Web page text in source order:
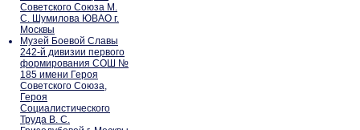
Советского Союза М.
С. Шумилова ЮВАО г.
Москвы
Музей Боевой Славы
242-й дивизии первого
формирования СОШ №
185 имени Героя
Советского Союза,
Героя
Социалистического
Труда В. С.